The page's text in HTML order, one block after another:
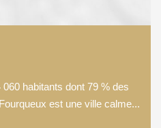
habitants dont 79 % des
est une ville calme...